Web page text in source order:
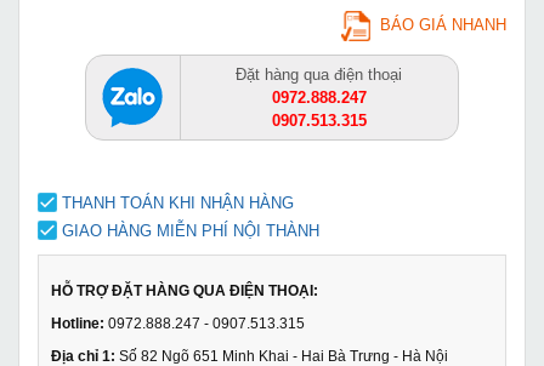
BÁO GIÁ NHANH
Đặt hàng qua điện thoại
0972.888.247
0907.513.315
THANH TOÁN KHI NHẬN HÀNG
GIAO HÀNG MIỄN PHÍ NỘI THÀNH
HỖ TRỢ ĐẶT HÀNG QUA ĐIỆN THOẠI:
Hotline: 0972.888.247 - 0907.513.315
Địa chỉ 1: Số 82 Ngõ 651 Minh Khai - Hai Bà Trưng - Hà Nội